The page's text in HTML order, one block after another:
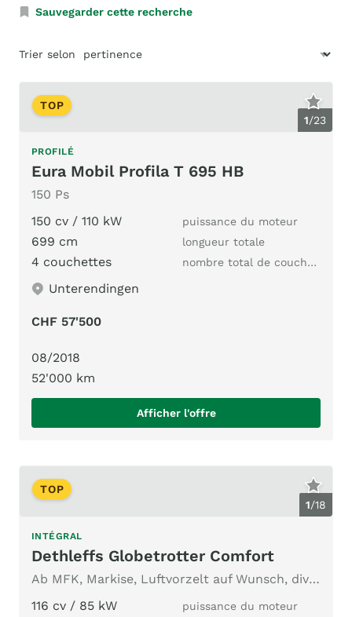
Sauvegarder cette recherche
Trier selon
1/23
TOP
PROFILÉ
Eura Mobil Profila T 695 HB
150 Ps
150 cv / 110 kW
puissance du moteur
699 cm longueur totale
4 couchettes nombre total de couchages
Unterendingen
CHF 57'500
08/2018
52'000 km
Afficher l'offre
1/18
TOP
INTÉGRAL
Dethleffs Globetrotter Comfort
Ab MFK, Markise, Luftvorzelt auf Wunsch, diverses Zubehör
116 cv / 85 kW
puissance du moteur